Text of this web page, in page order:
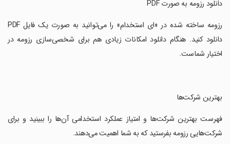
‏‏‏‏‏دانلود رزومه به صورت PDF
‏‏‏‏‏‏رزومه ساخته شده در «ای استخدام» را می‌توانید به صورت یک فایل PDF
دانلود کنید. هنگام دانلود امکانات زیادی هم برای شخصی‌سازی رزومه در
اختیار شماست.
‏‏‏‏‏بهترین شرکت‌ها
‏‏‏‏‏‏فهرست بهترین شرکت‌ها و امتیاز عملکرد استخدامی آن‌ها را ببینید و برای
شرکت‌هایی رزومه بفرستید که به شما اهمیت می‌دهند.